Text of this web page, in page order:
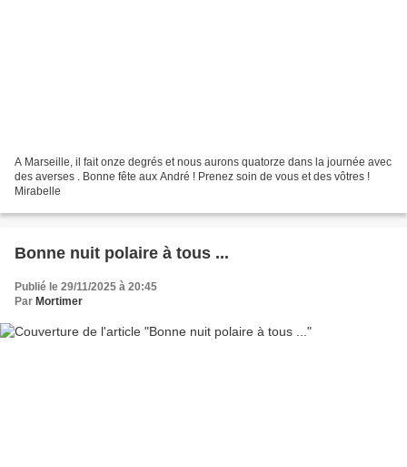
A Marseille, il fait onze degrés et nous aurons quatorze dans la journée avec
des averses . Bonne fête aux André ! Prenez soin de vous et des vôtres !
Mirabelle
Bonne nuit polaire à tous ...
Publié le 29/11/2025 à 20:45
Par Mortimer